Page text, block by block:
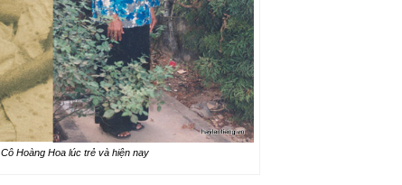
Cô Hoàng Hoa lúc trẻ và hiện nay